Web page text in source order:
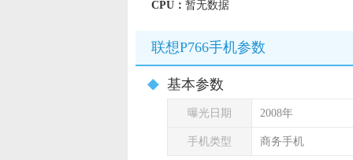
CPU： 暂无数据
联想P766手机参数
基本参数
曝光日期 2008年
手机类型 商务手机